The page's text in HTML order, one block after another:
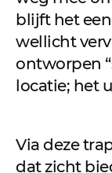
blijft het
wellicht
ontworpen
locatie; het
Via deze
dat zicht